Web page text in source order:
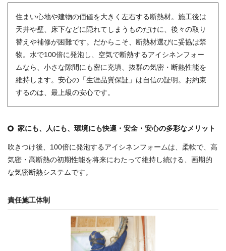
住まい心地や建物の価値を大きく左右する断熱材。施工後は
天井や壁、床下などに隠れてしまうものだけに、後々の取り
替えや補修が困難です。だからこそ、断熱材選びに妥協は禁
物。水で100倍に発泡し、空気で断熱するアイシネンフォー
ムなら、小さな隙間にも密に充填、抜群の気密・断熱性能を
維持します。安心の「生涯品質保証」は自信の証明。お約束
するのは、最上級の安心です。
家にも、人にも、環境にも快適・安全・安心の多彩なメリット
吹きつけ後、100倍に発泡するアイシネンフォームは、柔軟で、高
気密・高断熱の初期性能を将来にわたって維持し続ける、画期的
な気密断熱システムです。
責任施工体制